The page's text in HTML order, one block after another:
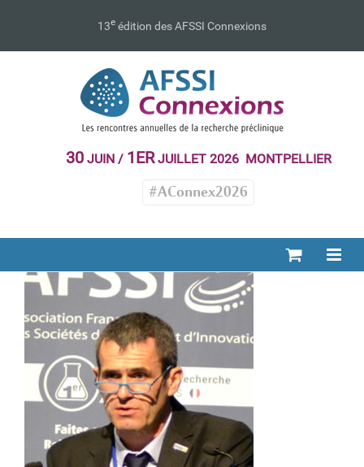
13e édition des AFSSI Connexions
30JUIN / 1ERJUILLET 2026 MONTPELLIER
#AConnex2026